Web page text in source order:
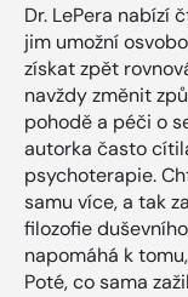
Dr. LePera nabízí
jim umožní
získat zpět
navždy změnit
pohodě a péči o
autorka často
psychoterapie.
samu více, a tak
filozofie
napomáhá k
Poté, co sama